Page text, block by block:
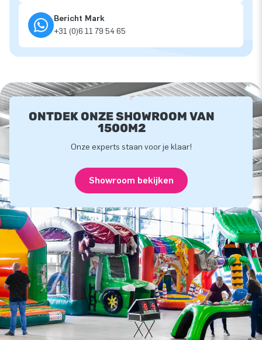
Bericht Mark
+31 (0)6 11 79 54 65
ONTDEK ONZE SHOWROOM VAN
1500M2
Onze experts staan voor je klaar!
Showroom bekijken